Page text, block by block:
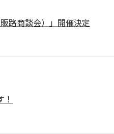
路商談会）」開催決定